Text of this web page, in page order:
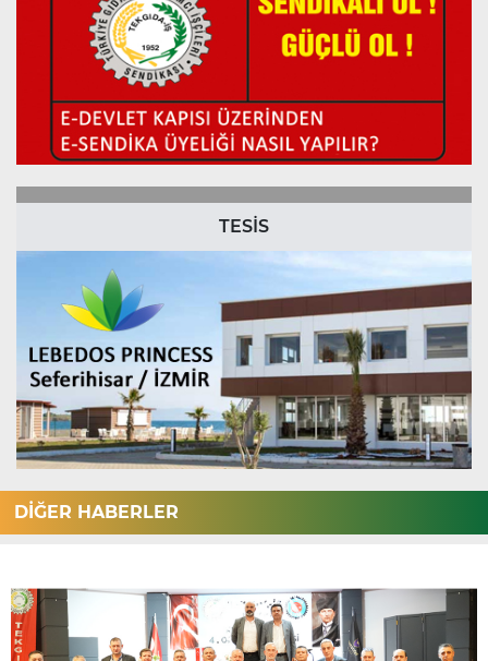
TESİS
DİĞER HABERLER